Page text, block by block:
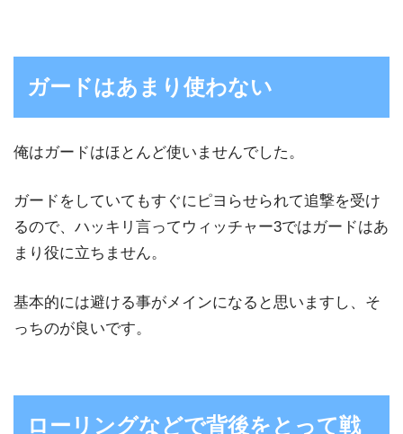
ガードはあまり使わない
俺はガードはほとんど使いませんでした。
ガードをしていてもすぐにピヨらせられて追撃を受け
るので、ハッキリ言ってウィッチャー3ではガードはあ
まり役に立ちません。
基本的には避ける事がメインになると思いますし、そ
っちのが良いです。
ローリングなどで背後をとって戦